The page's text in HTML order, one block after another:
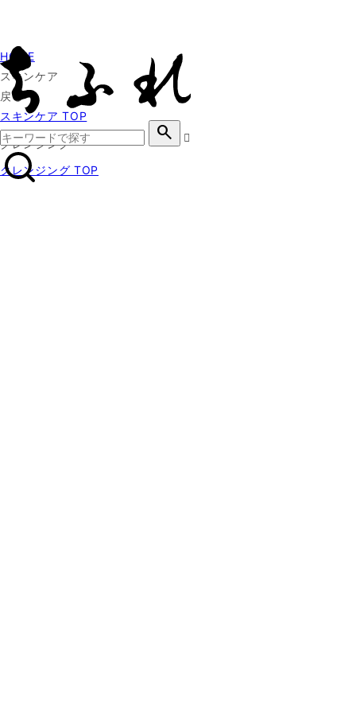
search
HOME
スキンケア
戻る
スキンケア TOP
クレンジング
クレンジング TOP